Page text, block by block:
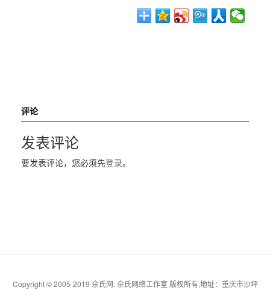
评论
发表评论
要发表评论，您必须先登录。
Copyright © 2005-2019 佘氏网. 佘氏网络工作室 版权所有;地址：重庆市沙坪